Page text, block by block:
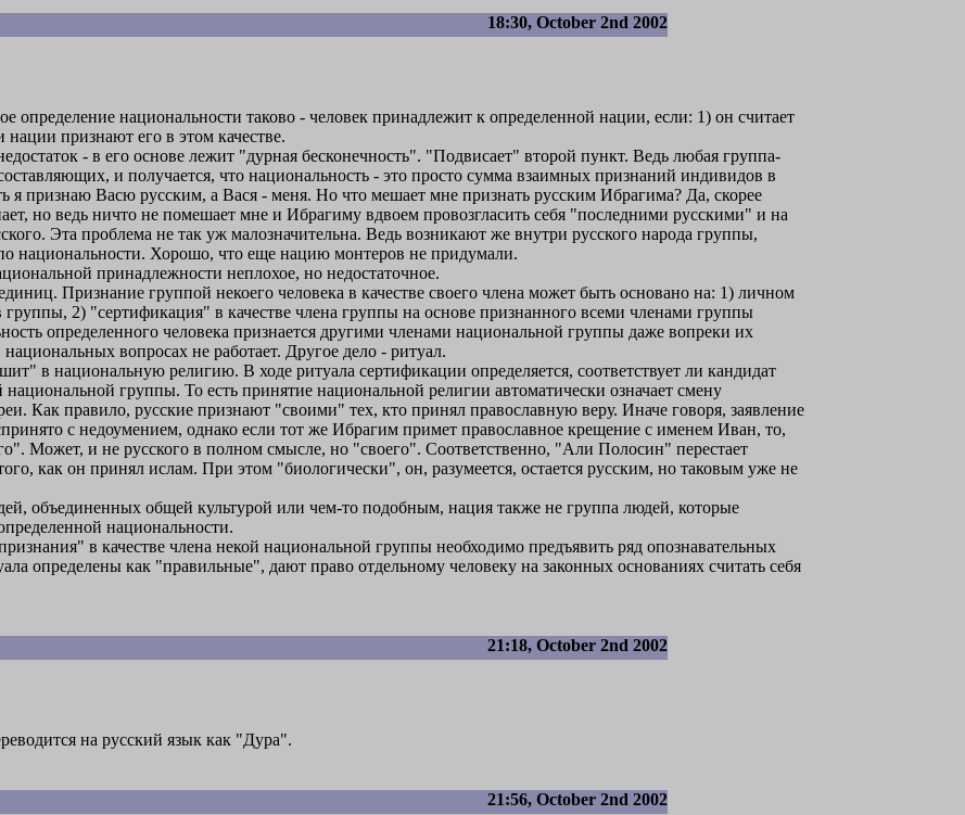
18:30, October 2nd 2002
определение национальности таково - человек принадлежит к определенной нации, если: 1) он считает
нации признают его в этом качестве.
- в его основе лежит "дурная бесконечность". "Подвисает" второй пункт. Ведь любая группа-
и получается, что национальность - это просто сумма взаимных признаний индивидов в
я признаю Васю русским, а Вася - меня. Но что мешает мне признать русским Ибрагима? Да, скорее
но ведь ничто не помешает мне и Ибрагиму вдвоем провозгласить себя "последними русскими" и на
Эта проблема не так уж малозначительна. Ведь возникают же внутри русского народа группы,
национальности. Хорошо, что еще нацию монтеров не придумали.
принадлежности неплохое, но недостаточное.
Признание группой некоего человека в качестве своего члена может быть основано на: 1) личном
2) "сертификация" в качестве члена группы на основе признанного всеми членами группы
определенного человека признается другими членами национальной группы даже вопреки их
вопросах не работает. Другое дело - ритуал.
в национальную религию. В ходе ритуала сертификации определяется, соответствует ли кандидат
группы. То есть принятие национальной религии автоматически означает смену
Как правило, русские признают "своими" тех, кто принял православную веру. Иначе говоря, заявление
с недоумением, однако если тот же Ибрагим примет православное крещение с именем Иван, то,
Может, и не русского в полном смысле, но "своего". Соответственно, "Али Полосин" перестает
как он принял ислам. При этом "биологически", он, разумеется, остается русским, но таковым уже не
объединенных общей культурой или чем-то подобным, нация также не группа людей, которые
национальности.
в качестве члена некой национальной группы необходимо предъявить ряд опознавательных
определены как "правильные", дают право отдельному человеку на законных основаниях считать себя
21:18, October 2nd 2002
на русский язык как "Дура".
21:56, October 2nd 2002